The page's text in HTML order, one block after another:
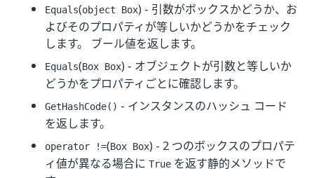
Equals(object Box) - 引数がボックスかどうか、お
よびそのプロパティが等しいかどうかをチェック
します。 ブール値を返します。
Equals(Box Box) - オブジェクトが引数と等しいか
どうかをプロパティごとに確認します。
GetHashCode() - インスタンスのハッシュ コード
を返します。
operator !=(Box Box) - 2 つのボックスのプロパテ
ィ値が異なる場合に True を返す静的メソッドで